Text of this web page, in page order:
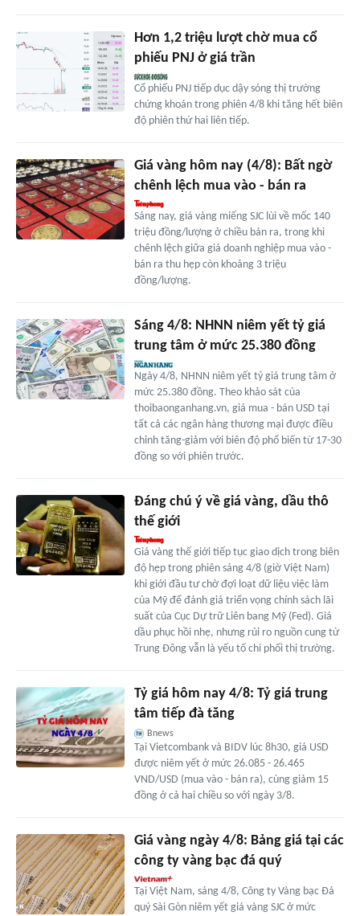
Hơn 1,2 triệu lượt chờ mua cổ
phiếu PNJ ở giá trần
Cổ phiếu PNJ tiếp dục dậy sóng thị trường
chứng khoán trong phiên 4/8 khi tăng hết biên
độ phiên thứ hai liên tiếp.
Giá vàng hôm nay (4/8): Bất ngờ
chênh lệch mua vào - bán ra
Sáng nay, giá vàng miếng SJC lùi về mốc 140
triệu đồng/lượng ở chiều bán ra, trong khi
chênh lệch giữa giá doanh nghiệp mua vào -
bán ra thu hẹp còn khoảng 3 triệu
đồng/lượng.
Sáng 4/8: NHNN niêm yết tỷ giá
trung tâm ở mức 25.380 đồng
Ngày 4/8, NHNN niêm yết tỷ giá trung tâm ở
mức 25.380 đồng. Theo khảo sát của
thoibaonganhang.vn, giá mua - bán USD tại
tất cả các ngân hàng thương mại được điều
chỉnh tăng-giảm với biên độ phổ biến từ 17-30
đồng so với phiên trước.
Đáng chú ý về giá vàng, dầu thô
thế giới
Giá vàng thế giới tiếp tục giao dịch trong biên
độ hẹp trong phiên sáng 4/8 (giờ Việt Nam)
khi giới đầu tư chờ đợi loạt dữ liệu việc làm
của Mỹ để đánh giá triển vọng chính sách lãi
suất của Cục Dự trữ Liên bang Mỹ (Fed). Giá
dầu phục hồi nhẹ, nhưng rủi ro nguồn cung từ
Trung Đông vẫn là yếu tố chi phối thị trường.
Tỷ giá hôm nay 4/8: Tỷ giá trung
tâm tiếp đà tăng
Bnews
Tại Vietcombank và BIDV lúc 8h30, giá USD
được niêm yết ở mức 26.085 - 26.465
VND/USD (mua vào - bán ra), cùng giảm 15
đồng ở cả hai chiều so với ngày 3/8.
Giá vàng ngày 4/8: Bảng giá tại các
công ty vàng bạc đá quý
Tại Việt Nam, sáng 4/8, Công ty Vàng bạc Đá
quý Sài Gòn niêm yết giá vàng SJC ở mức